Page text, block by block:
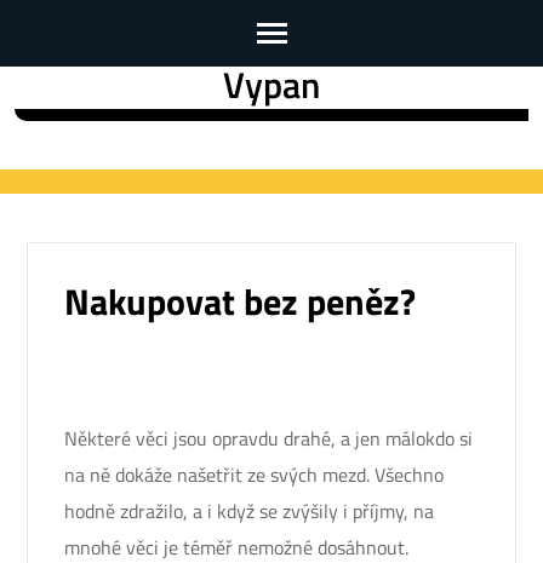
to
(Press
Vypan
Nakupovat bez peněz?
Některé věci jsou opravdu drahé, a jen málokdo si
na ně dokáže našetřit ze svých mezd. Všechno
hodně zdražilo, a i když se zvýšily i příjmy, na
mnohé věci je téměř nemožné dosáhnout.